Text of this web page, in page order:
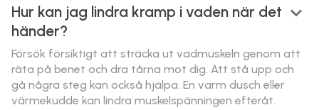
Hur kan jag lindra kramp i vaden när det
händer?
keyboard_arrow_down
Försök försiktigt att sträcka ut vadmuskeln genom att
räta på benet och dra tårna mot dig. Att stå upp och
gå några steg kan också hjälpa. En varm dusch eller
värmekudde kan lindra muskelspänningen efteråt.